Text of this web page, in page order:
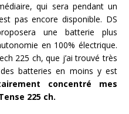
qui sera pendant un
pas encore disponible. DS
une batterie plus
en 100% électrique.
225 ch, que j’ai trouvé très
batteries en moins y est
concentré mes
225 ch.